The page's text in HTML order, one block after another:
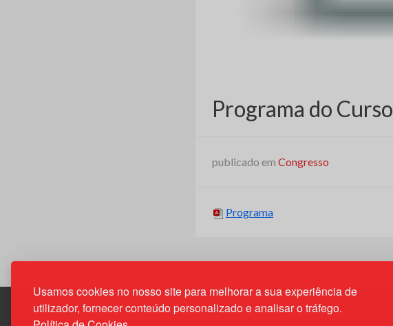
Usamos cookies no nosso site para melhorar a sua experiência de
utilizador, fornecer conteúdo personalizado e analisar o tráfego.
Programa do Curso
publicado em Congresso
Programa